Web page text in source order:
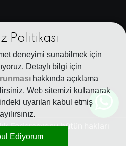
Politikası
deneyimi sunabilmek için
Detaylı bilgi için
hakkında açıklama
Web sitemizi kullanarak
uyarıları kabul etmiş
Ediyorum
Federasyonu bütün hakları
saklıdır.